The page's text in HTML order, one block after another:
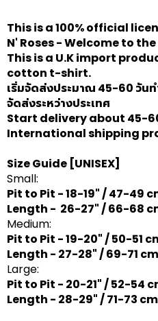
This is a 100% official
N' Roses - Welcome to
This is a U.K import
cotton t-shirt.
เริ่มจัดส่งประมาณ 45-60 วัน
จัดส่งระหว่างประเทศ
Start delivery about 45-
International shipping
Size Guide [UNISEX]
Small:
Pit to Pit - 18-19" / 47-49
Length - 26-27" / 66-68
Medium:
Pit to Pit - 19-20" / 50-51
Length - 27-28" / 69-71 cm
Large:
Pit to Pit - 20-21" / 52-54
Length - 28-29" / 71-73 cm